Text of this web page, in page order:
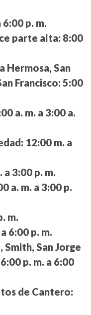
6:00 p. m.
parte alta: 8:00
Hermosa, San
Francisco: 5:00
a. m. a 3:00 a.
12:00 m. a
a 3:00 p. m.
a. m. a 3:00 p.
m.
6:00 p. m.
Smith, San Jorge
6:00 p. m. a 6:00
de Cantero: